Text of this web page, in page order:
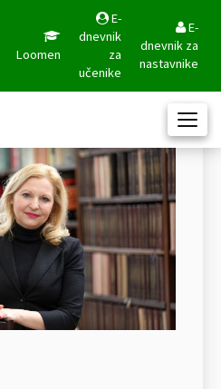
Loomen
E-
dnevnik
za
učenike
E-
dnevnik za
nastavnike